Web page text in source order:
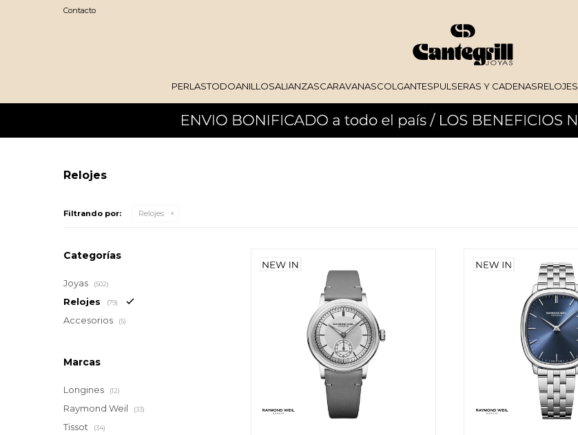
PERLASTODOANILLOSALIANZASCARAVANASCOLGANTESPULSERAS Y CADENASRELOJES
Contacto
Relojes
Filtrando por: Relojes
Categorías
Joyas (502)
Relojes (79)
Accesorios (5)
Marcas
Longines (12)
Raymond Weil (33)
Tissot (34)